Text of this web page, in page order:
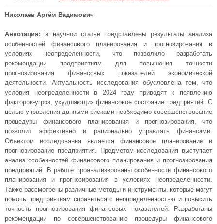
Николаев Артём Вадимович
Аннотация: в научной статье представлены результаты анализа
особенностей финансового планирования и прогнозирования в
условиях неопределенности, что позволило разработать
рекомендации предприятиям для повышения точности
прогнозирования финансовых показателей экономической
деятельности. Актуальность исследования обусловлена тем, что
условия неопределенности в 2024 году приводят к появлению
факторов-угроз, ухудшающих финансовое состояние предприятий. С
целью управления данными рисками необходимо совершенствование
процедуры финансового планирования и прогнозирования, что
позволит эффективно и рационально управлять финансами.
Объектом исследования является финансовое планирование и
прогнозирование предприятия. Предметом исследования выступает
анализ особенностей финансового планирования и прогнозирования
предприятий. В работе проанализированы особенности финансового
планирования и прогнозирования в условиях неопределенности.
Также рассмотрены различные методы и инструменты, которые могут
помочь предприятиям справиться с неопределенностью и повысить
точность прогнозирования финансовых показателей. Разработаны
рекомендации по совершенствованию процедуры финансового